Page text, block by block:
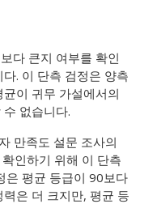
다 큰지 여부를 확인
. 이 단측 검정은 양측
이 귀무 가설에서의
없습니다.
만족도 설문 조사의
인하기 위해 이 단측
은 평균 등급이 90보다
은 더 크지만, 평균 등